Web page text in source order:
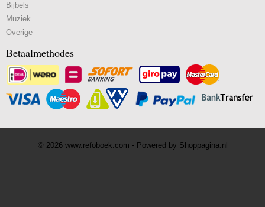
Bijbels
Muziek
Overige
Betaalmethodes
© 2026 www.refoboek.com - Powered by Shoppagina.nl